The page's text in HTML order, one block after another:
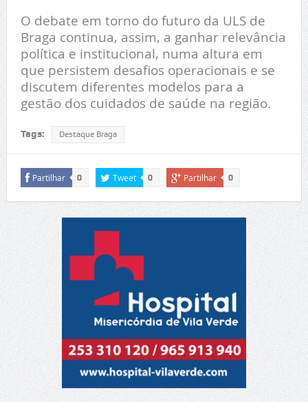
O debate em torno do futuro da ULS de
Braga continua, assim, a ganhar relevância
política e institucional, numa altura em
que persistem desafios operacionais e se
discutem diferentes modelos para a
gestão dos cuidados de saúde na região.
Tags: Destaque Braga
Partilhar 0 Tweet 0 Partilhar 0